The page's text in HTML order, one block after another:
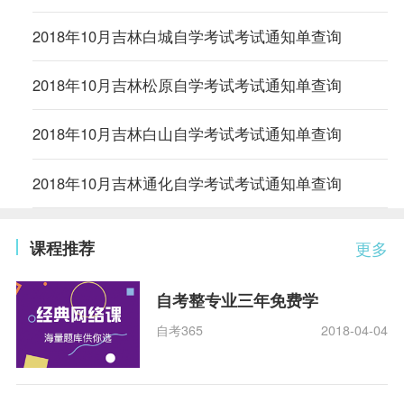
2018年10月吉林白城自学考试考试通知单查询
2018年10月吉林松原自学考试考试通知单查询
2018年10月吉林白山自学考试考试通知单查询
2018年10月吉林通化自学考试考试通知单查询
更多
课程推荐
自考整专业三年免费学
自考365 2018-04-04